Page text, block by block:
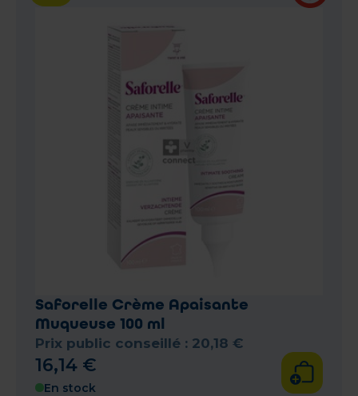
Saforelle Crème Apaisante
Muqueuse 100 ml
Prix public conseillé : 20,18 €
16,14 €
En stock